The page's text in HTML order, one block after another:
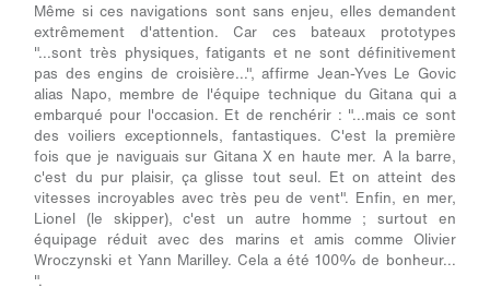
Même si ces navigations sont sans enjeu, elles demandent
extrêmement d'attention. Car ces bateaux prototypes
"...sont très physiques, fatigants et ne sont définitivement
pas des engins de croisière...", affirme Jean-Yves Le Govic
alias Napo, membre de l'équipe technique du Gitana qui a
embarqué pour l'occasion. Et de renchérir : "...mais ce sont
des voiliers exceptionnels, fantastiques. C'est la première
fois que je naviguais sur Gitana X en haute mer. A la barre,
c'est du pur plaisir, ça glisse tout seul. Et on atteint des
vitesses incroyables avec très peu de vent". Enfin, en mer,
Lionel (le skipper), c'est un autre homme ; surtout en
équipage réduit avec des marins et amis comme Olivier
Wroczynski et Yann Marilley. Cela a été 100% de bonheur...
".